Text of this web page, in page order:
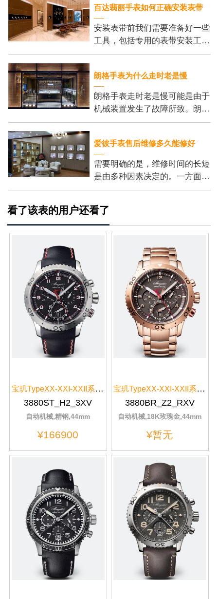
百达翡丽手表如何正确安装表带
安装表带前我们需要准备好一些
工具，包括专用的表带安装工
具、刻度尺和细尖钳。这些工具
带，并保证我们的操作
朗格手表为什么走时老是慢
朗格手表走时老是慢可能是由于
机械装置发生了故障所致。朗格
手表的机芯内部有许多精密的齿
证手表准确走时的基
爱彼手表售后维修多久能修好
需要明确的是，维修时间的长短
是由多种因素决定的。一方面，
维修的复杂程度是个重要的考虑
池或调整表带长度，
看了该表的用户还看了
宝玑TypeXX-XXI-XXII系列飞行员男...
3880ST_H2_3XV
自动机械,精钢,44mm
¥166900
宝玑TypeXX-XXI-XXII系列3880BR/Z2/RXV金色表带
3880BR_Z2_RXV
自动机械,18K玫瑰金,44mm
¥暂无